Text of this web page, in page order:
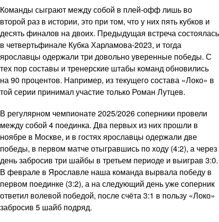
Команды сыграют между собой в плей-офф лишь во
второй раз в истории, это при том, что у них пять кубков и
десять финалов на двоих. Предыдущая встреча состоялась
в четвертьфинале Кубка Харламова-2023, и тогда
ярославцы одержали три довольно уверенные победы. С
тех пор составы и тренерские штабы команд обновились
на 90 процентов. Например, из текущего состава «Локо» в
той серии принимал участие только Роман Лутцев.
В регулярном чемпионате 2025/2026 соперники провели
между собой 4 поединка. Два первых из них прошли в
ноябре в Москве, и в гостях ярославцы одержали две
победы, в первом матче отыгравшись по ходу (4:2), а через
день забросив три шайбы в третьем периоде и выиграв 3:0.
В феврале в Ярославле наша команда вырвала победу в
первом поединке (3:2), а на следующий день уже соперник
ответил волевой победой, после счёта 3:1 в пользу «Локо»
забросив 5 шайб подряд.